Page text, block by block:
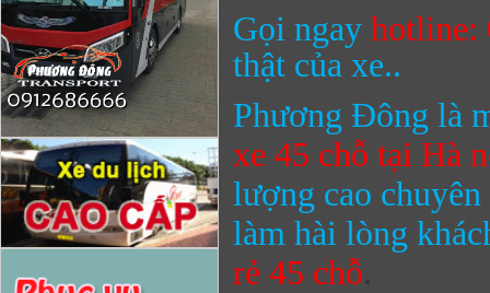
Gọi ngay hotline:
thật của xe..
Phương Đông là
xe 45 chỗ tại Hà
lượng cao
làm hài lòng
rẻ 45 chỗ